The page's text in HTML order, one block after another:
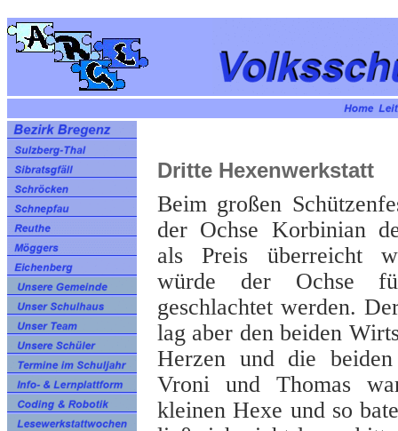
Dritte Hexenwerkstatt
Beim großen
der Ochse Korbinian
als Preis überreicht
würde der Ochse
geschlachtet werden.
lag aber den beiden
Herzen und die
Vroni und Thomas
kleinen Hexe und so